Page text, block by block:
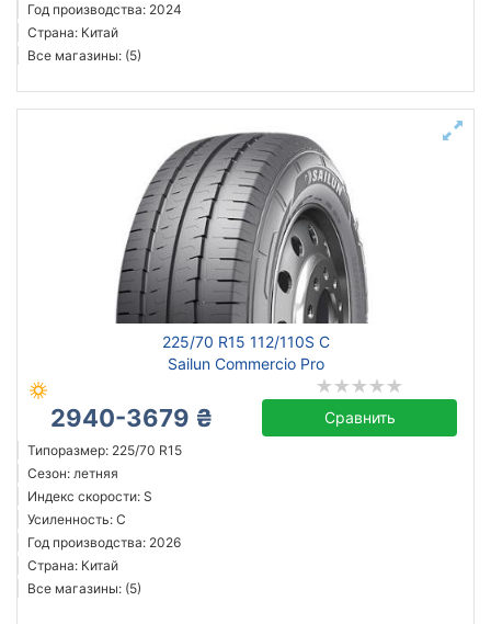
Год производства: 2024
Страна: Китай
Все магазины: (5)
225/70 R15 112/110S C
Sailun Commercio Pro
2940-3679 ₴ Сравнить
Типоразмер: 225/70 R15
Сезон: летняя
Индекс скорости: S
Усиленность: C
Год производства: 2026
Страна: Китай
Все магазины: (5)